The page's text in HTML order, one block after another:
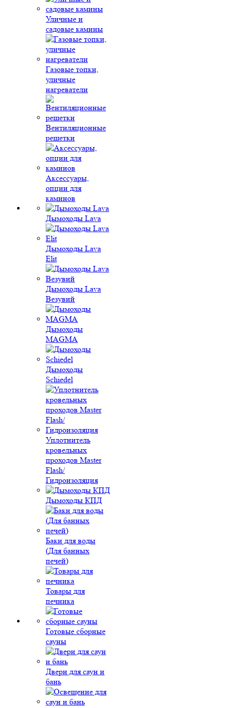
Уличные и
садовые камины
Газовые топки,
уличные
нагреватели
Вентиляционные
решетки
Аксессуары,
опции для
каминов
Дымоходы Lava
Дымоходы Lava
Elit
Дымоходы Lava
Везувий
Дымоходы
MAGMA
Дымоходы
Schiedel
Уплотнитель
кровельных
проходов Master
Flash/
Гидроизоляция
Дымоходы КПД
Баки для воды
(Для банных
печей)
Товары для
печника
Готовые сборные
сауны
Двери для саун и
бань